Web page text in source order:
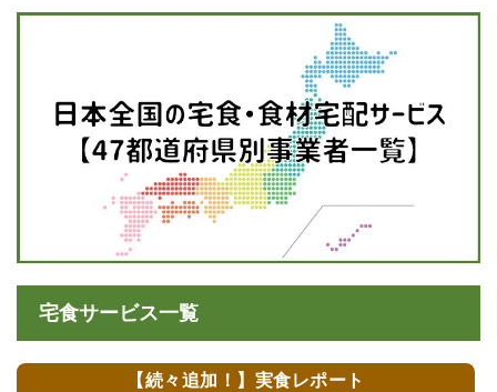
宅食サービス一覧
【続々追加！】実食レポート